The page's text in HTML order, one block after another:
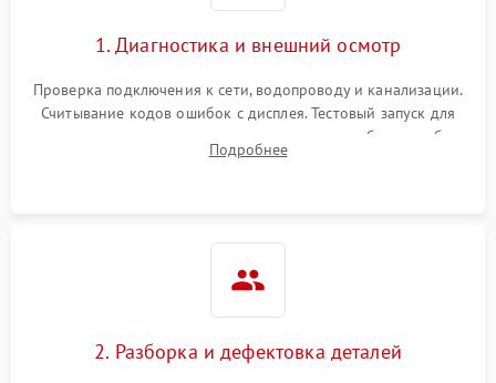
1. Диагностика и внешний осмотр
Проверка подключения к сети, водопроводу и канализации.
Считывание кодов ошибок с дисплея. Тестовый запуск для
выявления посторонних шумов, протечек или сбоев в работе
электронного модуля управления.
Подробнее
2. Разборка и дефектовка деталей